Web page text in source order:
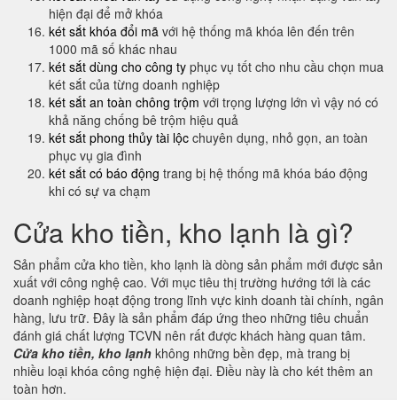
hiện đại để mở khóa
két sắt khóa đổi mã với hệ thống mã khóa lên đến trên
1000 mã số khác nhau
két sắt dùng cho công ty phục vụ tốt cho nhu cầu chọn mua
két sắt của từng doanh nghiệp
két sắt an toàn chông trộm với trọng lượng lớn vì vậy nó có
khả năng chống bê trộm hiệu quả
két sắt phong thủy tài lộc chuyên dụng, nhỏ gọn, an toàn
phục vụ gia đình
két sắt có báo động trang bị hệ thống mã khóa báo động
khi có sự va chạm
Cửa kho tiền, kho lạnh là gì?
Sản phẩm cửa kho tiền, kho lạnh là dòng sản phẩm mới được sản
xuất với công nghệ cao. Với mục tiêu thị trường hướng tới là các
doanh nghiệp hoạt động trong lĩnh vực kinh doanh tài chính, ngân
hàng, lưu trữ. Đây là sản phẩm đáp ứng theo những tiêu chuẩn
đánh giá chất lượng TCVN nên rất được khách hàng quan tâm.
Cửa kho tiền, kho lạnh không những bền đẹp, mà trang bị
nhiều loại khóa công nghệ hiện đại. Điều này là cho két thêm an
toàn hơn.